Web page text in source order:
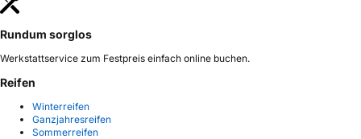
Rundum sorglos
Werkstattservice zum Festpreis einfach online buchen.
Reifen
Winterreifen
Ganzjahresreifen
Sommerreifen